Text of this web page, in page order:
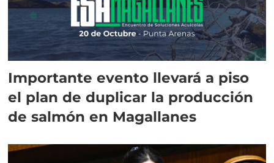
Importante evento llevará a piso
el plan de duplicar la producción
de salmón en Magallanes